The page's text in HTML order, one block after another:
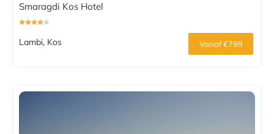
Smaragdi Kos Hotel
Lambi, Kos Vanaf €799